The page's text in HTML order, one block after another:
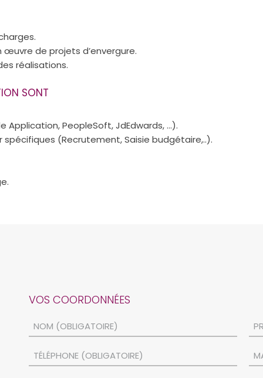
œuvre de projets d’envergure.
réalisations.
SONT
Application, PeopleSoft, JdEdwards, …).
(Recrutement, Saisie budgétaire,..).
VOS COORDONNÉES